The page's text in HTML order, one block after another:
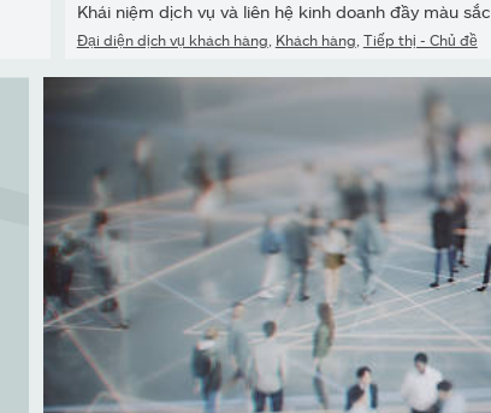
Khái niệm dịch vụ và liên hệ kinh doanh đầy màu sắc
Đại diện dịch vụ khách hàng Khách hàng Tiếp thị - Chủ đề